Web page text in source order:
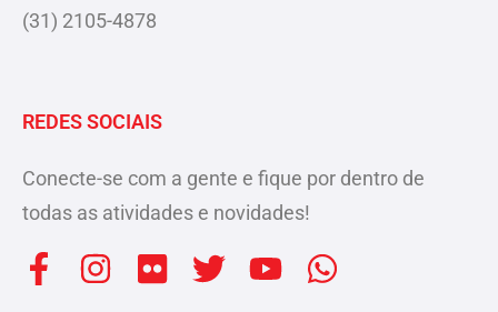
(31) 2105-4878
REDES SOCIAIS
Conecte-se com a gente e fique por dentro de
todas as atividades e novidades!
F I F T Y W